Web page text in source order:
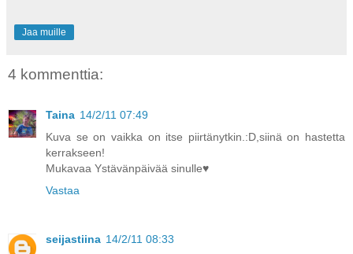
Jaa muille
4 kommenttia:
Taina 14/2/11 07:49
Kuva se on vaikka on itse piirtänytkin.:D,siinä on hastetta
kerrakseen!
Mukavaa Ystävänpäivää sinulle♥
Vastaa
seijastiina 14/2/11 08:33